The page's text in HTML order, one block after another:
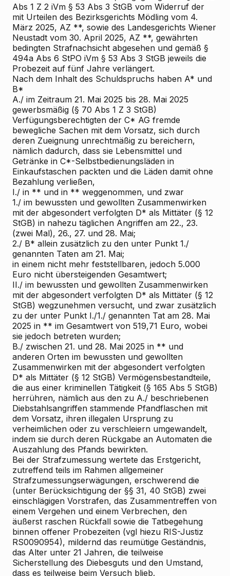
Abs 1 Z 2 iVm § 53 Abs 3 StGB vom Widerruf der
mit Urteilen des Bezirksgerichts Mödling vom 4.
März 2025, AZ **, sowie des Landesgerichts Wiener
Neustadt vom 30. April 2025, AZ **, gewährten
bedingten Strafnachsicht abgesehen und gemäß §
494a Abs 6 StPO iVm § 53 Abs 3 StGB jeweils die
Probezeit auf fünf Jahre verlängert.
Nach dem Inhalt des Schuldspruchs haben A* und
B*
A./ im Zeitraum 21. Mai 2025 bis 28. Mai 2025
gewerbsmäßig (§ 70 Abs 1 Z 3 StGB)
Verfügungsberechtigten der C* AG fremde
bewegliche Sachen mit dem Vorsatz, sich durch
deren Zueignung unrechtmäßig zu bereichern,
nämlich dadurch, dass sie Lebensmittel und
Getränke in C*-Selbstbedienungsläden in
Einkaufstaschen packten und die Läden damit ohne
Bezahlung verließen,
I./ in ** und in ** weggenommen, und zwar
1./ im bewussten und gewollten Zusammenwirken
mit der abgesondert verfolgten D* als Mittäter (§ 12
StGB) in nahezu täglichen Angriffen am 22., 23.
(zwei Mal), 26., 27. und 28. Mai;
2./ B* allein zusätzlich zu den unter Punkt 1./
genannten Taten am 21. Mai;
in einem nicht mehr feststellbaren, jedoch 5.000
Euro nicht übersteigenden Gesamtwert;
II./ im bewussten und gewollten Zusammenwirken
mit der abgesondert verfolgten D* als Mittäter (§ 12
StGB) wegzunehmen versucht, und zwar zusätzlich
zu der unter Punkt I./1./ genannten Tat am 28. Mai
2025 in ** im Gesamtwert von 519,71 Euro, wobei
sie jedoch betreten wurden;
B./ zwischen 21. und 28. Mai 2025 in ** und
anderen Orten im bewussten und gewollten
Zusammenwirken mit der abgesondert verfolgten
D* als Mittäter (§ 12 StGB) Vermögensbestandteile,
die aus einer kriminellen Tätigkeit (§ 165 Abs 5 StGB)
herrühren, nämlich aus den zu A./ beschriebenen
Diebstahlsangriffen stammende Pfandflaschen mit
dem Vorsatz, ihren illegalen Ursprung zu
verheimlichen oder zu verschleiern umgewandelt,
indem sie durch deren Rückgabe an Automaten die
Auszahlung des Pfands bewirkten.
Bei der Strafzumessung wertete das Erstgericht,
zutreffend teils im Rahmen allgemeiner
Strafzumessungserwägungen, erschwerend die
(unter Berücksichtigung der §§ 31, 40 StGB) zwei
einschlägigen Vorstrafen, das Zusammentreffen von
einem Vergehen und einem Verbrechen, den
äußerst raschen Rückfall sowie die Tatbegehung
binnen offener Probezeiten (vgl hiezu RIS-Justiz
RS0090954), mildernd das reumütige Geständnis,
das Alter unter 21 Jahren, die teilweise
Sicherstellung des Diebesguts und den Umstand,
dass es teilweise beim Versuch blieb.